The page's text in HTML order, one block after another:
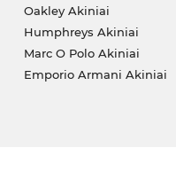
Oakley Akiniai
Humphreys Akiniai
Marc O Polo Akiniai
Emporio Armani Akiniai